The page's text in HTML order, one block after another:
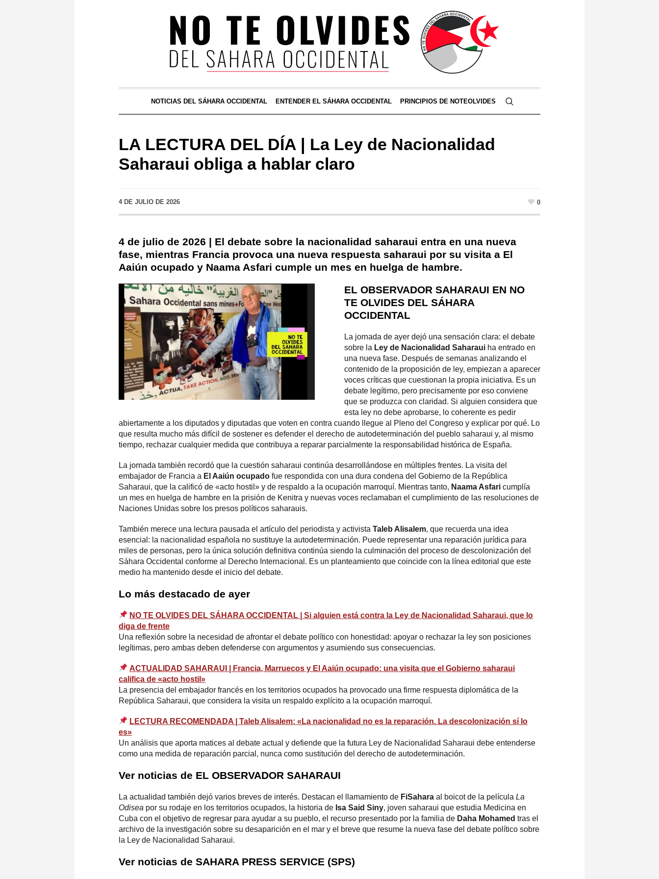
NOTICIAS DEL SÁHARA OCCIDENTAL ENTENDER EL SÁHARA OCCIDENTAL PRINCIPIOS DE NOTEOLVIDES
LA LECTURA DEL DÍA | La Ley de Nacionalidad
Saharaui obliga a hablar claro
4 DE JULIO DE 2026 0
4 de julio de 2026 | El debate sobre la nacionalidad saharaui entra en una nueva
fase, mientras Francia provoca una nueva respuesta saharaui por su visita a El
Aaiún ocupado y Naama Asfari cumple un mes en huelga de hambre.
EL OBSERVADOR SAHARAUI EN NO
TE OLVIDES DEL SÁHARA
OCCIDENTAL
La jornada de ayer dejó una sensación clara: el debate
sobre la Ley de Nacionalidad Saharaui ha entrado en
una nueva fase. Después de semanas analizando el
contenido de la proposición de ley, empiezan a aparecer
voces críticas que cuestionan la propia iniciativa. Es un
debate legítimo, pero precisamente por eso conviene
que se produzca con claridad. Si alguien considera que
esta ley no debe aprobarse, lo coherente es pedir
abiertamente a los diputados y diputadas que voten en contra cuando llegue al Pleno del Congreso y explicar por qué. Lo
que resulta mucho más difícil de sostener es defender el derecho de autodeterminación del pueblo saharaui y, al mismo
tiempo, rechazar cualquier medida que contribuya a reparar parcialmente la responsabilidad histórica de España.
La jornada también recordó que la cuestión saharaui continúa desarrollándose en múltiples frentes. La visita del
embajador de Francia a El Aaiún ocupado fue respondida con una dura condena del Gobierno de la República
Saharaui, que la calificó de «acto hostil» y de respaldo a la ocupación marroquí. Mientras tanto, Naama Asfari cumplía
un mes en huelga de hambre en la prisión de Kenitra y nuevas voces reclamaban el cumplimiento de las resoluciones de
Naciones Unidas sobre los presos políticos saharauis.
También merece una lectura pausada el artículo del periodista y activista Taleb Alisalem, que recuerda una idea
esencial: la nacionalidad española no sustituye la autodeterminación. Puede representar una reparación jurídica para
miles de personas, pero la única solución definitiva continúa siendo la culminación del proceso de descolonización del
Sáhara Occidental conforme al Derecho Internacional. Es un planteamiento que coincide con la línea editorial que este
medio ha mantenido desde el inicio del debate.
Lo más destacado de ayer
NO TE OLVIDES DEL SÁHARA OCCIDENTAL | Si alguien está contra la Ley de Nacionalidad Saharaui, que lo
diga de frente
Una reflexión sobre la necesidad de afrontar el debate político con honestidad: apoyar o rechazar la ley son posiciones
legítimas, pero ambas deben defenderse con argumentos y asumiendo sus consecuencias.
ACTUALIDAD SAHARAUI | Francia, Marruecos y El Aaiún ocupado: una visita que el Gobierno saharaui
califica de «acto hostil»
La presencia del embajador francés en los territorios ocupados ha provocado una firme respuesta diplomática de la
República Saharaui, que considera la visita un respaldo explícito a la ocupación marroquí.
LECTURA RECOMENDADA | Taleb Alisalem: «La nacionalidad no es la reparación. La descolonización sí lo
es»
Un análisis que aporta matices al debate actual y defiende que la futura Ley de Nacionalidad Saharaui debe entenderse
como una medida de reparación parcial, nunca como sustitución del derecho de autodeterminación.
Ver noticias de EL OBSERVADOR SAHARAUI
La actualidad también dejó varios breves de interés. Destacan el llamamiento de FiSahara al boicot de la película La
Odisea por su rodaje en los territorios ocupados, la historia de Isa Said Siny, joven saharaui que estudia Medicina en
Cuba con el objetivo de regresar para ayudar a su pueblo, el recurso presentado por la familia de Daha Mohamed tras el
archivo de la investigación sobre su desaparición en el mar y el breve que resume la nueva fase del debate político sobre
la Ley de Nacionalidad Saharaui.
Ver noticias de SAHARA PRESS SERVICE (SPS)